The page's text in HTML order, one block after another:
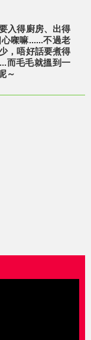
入得廚房、出得
㗎嘛......不過老
，唔好話要煮得
而毛毛就搵到一
～